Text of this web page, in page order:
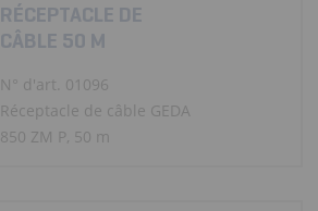
RÉCEPTACLE DE
CÂBLE 50 M
N° d'art. 01096
Réceptacle de câble GEDA
850 ZM P, 50 m